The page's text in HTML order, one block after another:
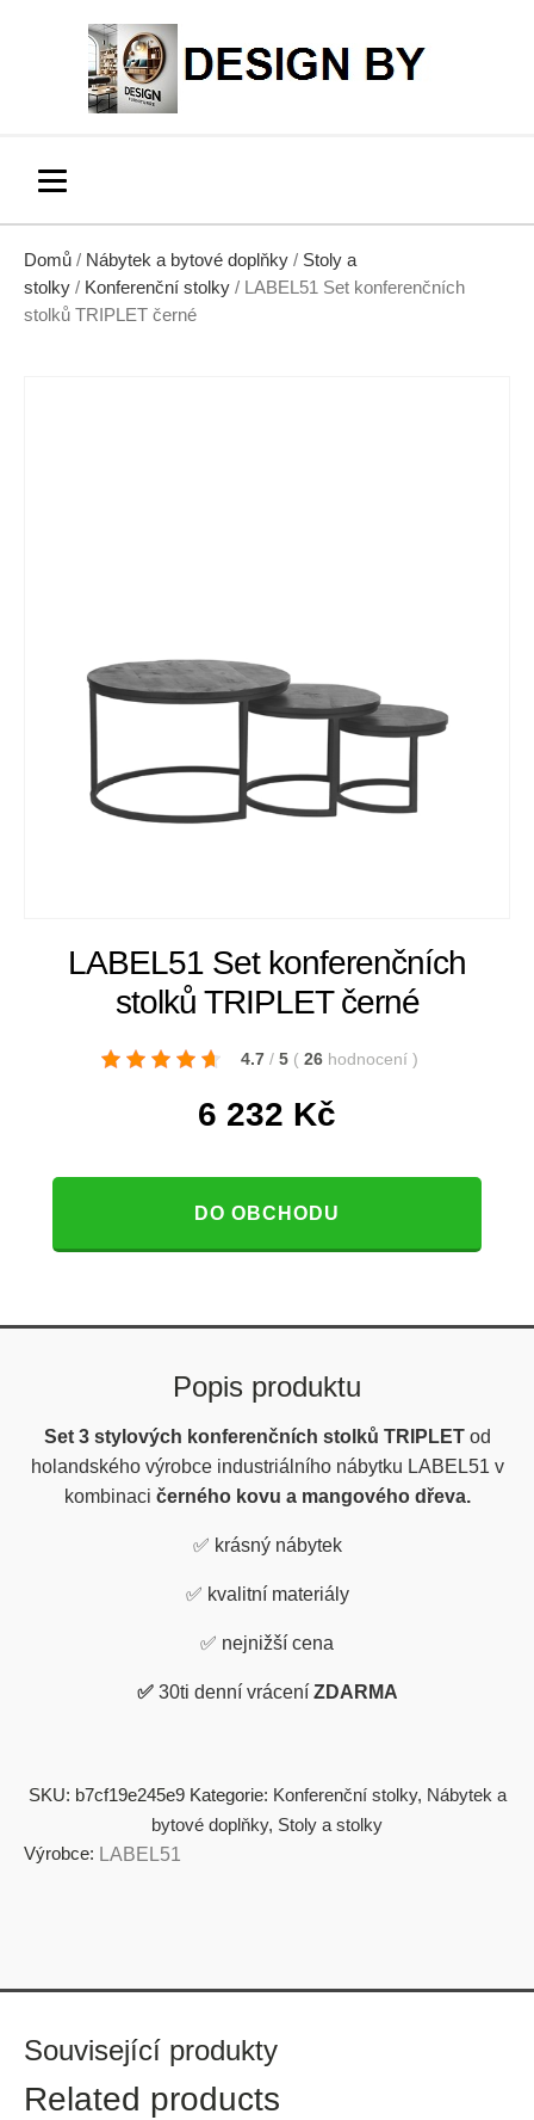
Domů / Nábytek a bytové doplňky / Stoly a
stolky / Konferenční stolky / LABEL51 Set konferenčních
stolků TRIPLET černé
LABEL51 Set konferenčních
stolků TRIPLET černé
4.7 / 5 ( 26 hodnocení )
6 232 Kč
DO OBCHODU
Popis produktu
Set 3 stylových konferenčních stolků TRIPLETod
holandského výrobce industriálního nábytku LABEL51 v
kombinaci černého kovu a mangového dřeva.
✅ krásný nábytek
✅ kvalitní materiály
✅ nejnižší cena
✅ 30ti denní vrácení ZDARMA
SKU: b7cf19e245e9 Kategorie: Konferenční stolky, Nábytek a
bytové doplňky, Stoly a stolky
Výrobce: LABEL51
Související produkty
Related products